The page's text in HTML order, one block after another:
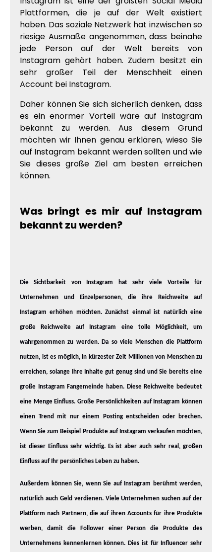
Plattformen, die je auf der Welt existiert
haben. Das soziale Netzwerk hat inzwischen so
riesige Ausmaße angenommen, dass beinahe
jede Person auf der Welt bereits von
Instagram gehört haben. Zudem besitzt ein
sehr großer Teil der Menschheit einen
Account bei Instagram.
Daher können Sie sich sicherlich denken, dass
es ein enormer Vorteil wäre auf Instagram
bekannt zu werden. Aus diesem Grund
möchten wir Ihnen genau erklären, wieso Sie
auf Instagram bekannt werden sollten und wie
Sie dieses große Ziel am besten erreichen
können.
Was bringt es mir auf Instagram
bekannt zu werden?
Die Sichtbarkeit von Instagram hat sehr viele Vorteile für
Unternehmen und Einzelpersonen, die ihre Reichweite auf
Instagram erhöhen möchten. Zunächst einmal ist natürlich eine
große Reichweite auf Instagram eine tolle Möglichkeit, um
wahrgenommen zu werden. Da so viele Menschen die Plattform
nutzen, ist es möglich, in kürzester Zeit Millionen von Menschen zu
erreichen, solange Ihre Inhalte gut genug sind und Sie bereits eine
große Instagram Fangemeinde haben. Diese Reichweite bedeutet
eine Menge Einfluss. Große Persönlichkeiten auf Instagram können
einen Trend mit nur einem Posting entscheiden oder brechen.
Wenn Sie zum Beispiel Produkte auf Instagram verkaufen möchten,
ist dieser Einfluss sehr wichtig. Es ist aber auch sehr real, großen
Einfluss auf Ihr persönliches Leben zu haben.
Außerdem können Sie, wenn Sie auf Instagram berühmt werden,
natürlich auch Geld verdienen. Viele Unternehmen suchen auf der
Plattform nach Partnern, die auf ihren Accounts für ihre Produkte
werben, damit die Follower einer Person die Produkte des
Unternehmens kennenlernen können. Dies ist für Influencer sehr